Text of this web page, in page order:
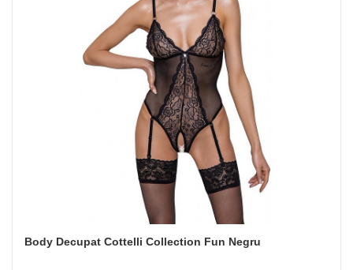
Body Decupat Cottelli Collection Fun Negru